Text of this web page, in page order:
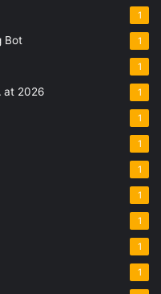
1
Bot 1
1
at 2026 1
1
1
1
1
1
1
1